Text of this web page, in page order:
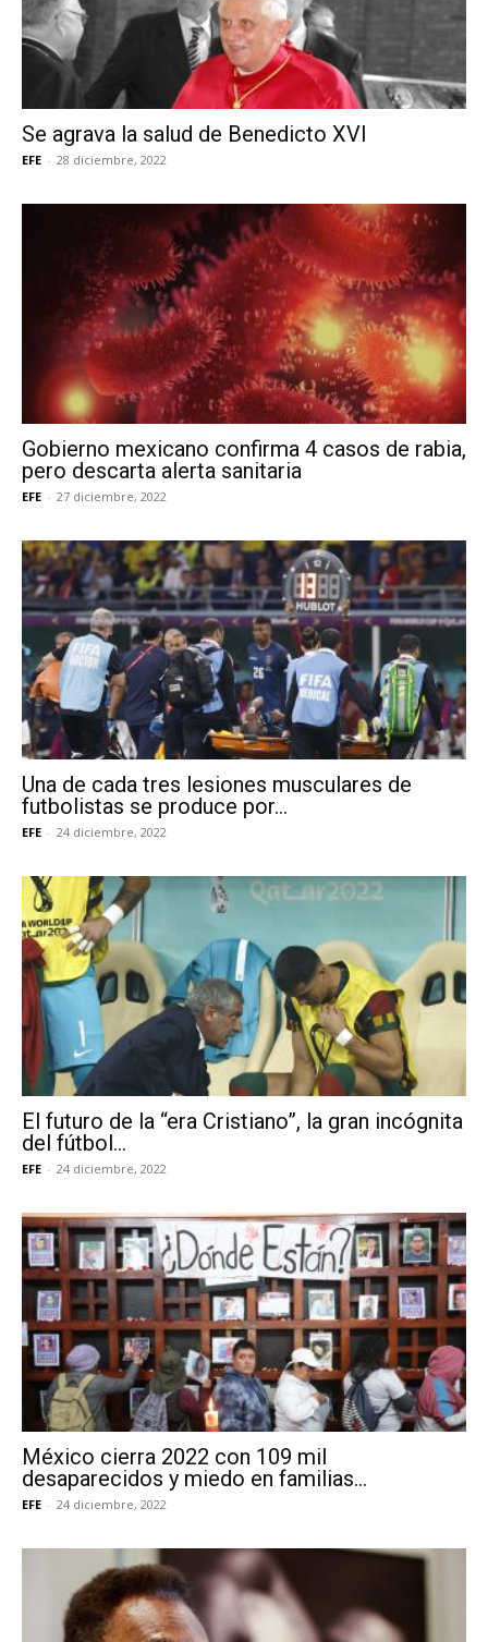
Se agrava la salud de Benedicto XVI
EFE - 28 diciembre, 2022
Gobierno mexicano confirma 4 casos de rabia,
pero descarta alerta sanitaria
EFE - 27 diciembre, 2022
Una de cada tres lesiones musculares de
futbolistas se produce por...
EFE - 24 diciembre, 2022
El futuro de la “era Cristiano”, la gran incógnita
del fútbol...
EFE - 24 diciembre, 2022
México cierra 2022 con 109 mil
desaparecidos y miedo en familias...
EFE - 24 diciembre, 2022